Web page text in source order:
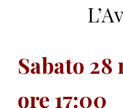
Sabato 28
ore 17:00